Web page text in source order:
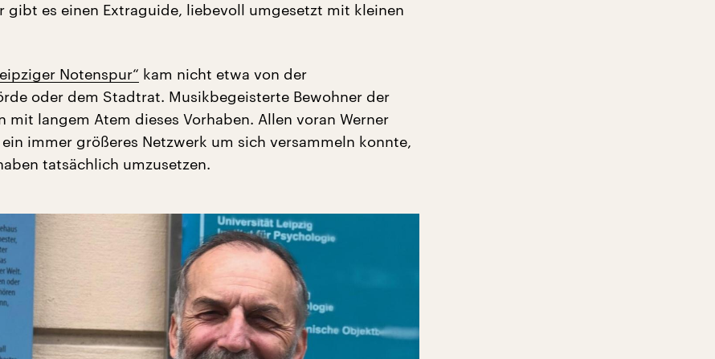
gibt es einen Extraguide, liebevoll umgesetzt mit kleinen
Notenspur“ kam nicht etwa von der
oder dem Stadtrat. Musikbegeisterte Bewohner der
mit langem Atem dieses Vorhaben. Allen voran Werner
immer größeres Netzwerk um sich versammeln konnte,
tatsächlich umzusetzen.